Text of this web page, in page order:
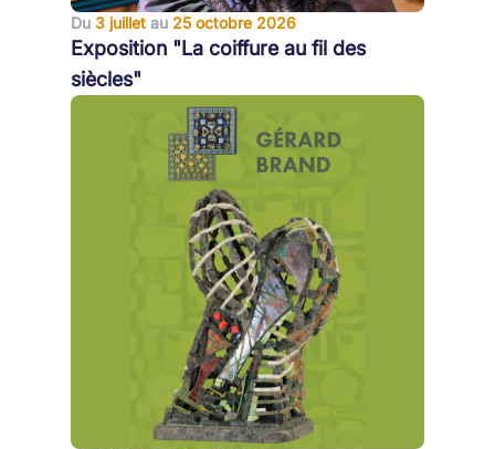
Du 3 juillet au 25 octobre 2026
Exposition "La coiffure au fil des
siècles"